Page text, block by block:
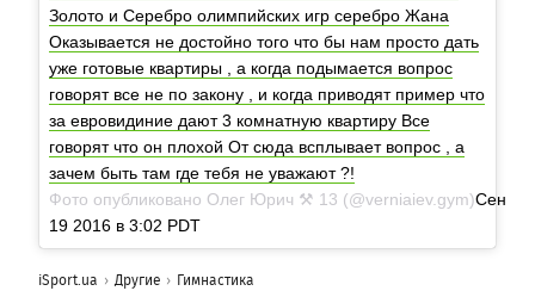
Золото и Серебро олимпийских игр серебро Жана
Оказывается не достойно того что бы нам просто дать
уже готовые квартиры , а когда подымается вопрос
говорят все не по закону , и когда приводят пример что
за евровидиние дают 3 комнатную квартиру Все
говорят что он плохой От сюда всплывает вопрос , а
зачем быть там где тебя не уважают ?!
Фото опубликовано Олег Юрич ⚒ 13 (@verniaiev.gym)Сен
19 2016 в 3:02 PDT
iSport.ua Другие Гимнастика